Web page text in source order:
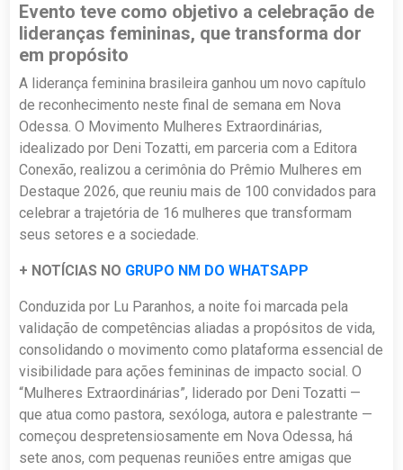
Evento teve como objetivo a celebração de
lideranças femininas, que transforma dor
em propósito
A liderança feminina brasileira ganhou um novo capítulo
de reconhecimento neste final de semana em Nova
Odessa. O Movimento Mulheres Extraordinárias,
idealizado por Deni Tozatti, em parceria com a Editora
Conexão, realizou a cerimônia do Prêmio Mulheres em
Destaque 2026, que reuniu mais de 100 convidados para
celebrar a trajetória de 16 mulheres que transformam
seus setores e a sociedade.
+ NOTÍCIAS NO GRUPO NM DO WHATSAPP
Conduzida por Lu Paranhos, a noite foi marcada pela
validação de competências aliadas a propósitos de vida,
consolidando o movimento como plataforma essencial de
visibilidade para ações femininas de impacto social. O
“Mulheres Extraordinárias”, liderado por Deni Tozatti —
que atua como pastora, sexóloga, autora e palestrante —
começou despretensiosamente em Nova Odessa, há
sete anos, com pequenas reuniões entre amigas que